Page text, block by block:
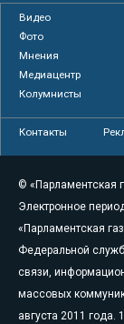
Видео
Фото
Мнения
Медиацентр
Колумнисты
Контакты
© «Парламентская
Электронное
«Парламентская
Федеральной
связи,
массовых
августа 2011 года.